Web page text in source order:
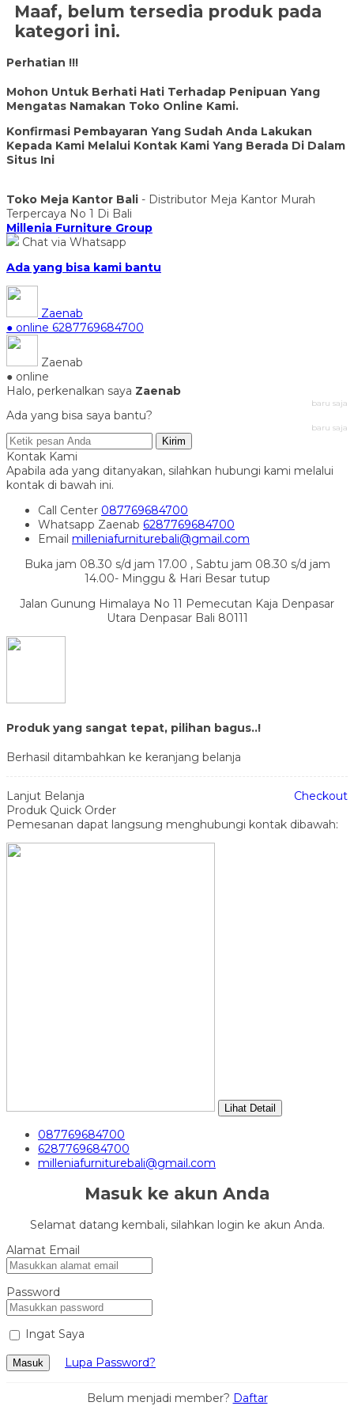
Maaf, belum tersedia produk pada
kategori ini.
Perhatian !!!
Mohon Untuk Berhati Hati Terhadap Penipuan Yang
Mengatas Namakan Toko Online Kami.
Konfirmasi Pembayaran Yang Sudah Anda Lakukan
Kepada Kami Melalui Kontak Kami Yang Berada Di Dalam
Situs Ini
Toko Meja Kantor Bali - Distributor Meja Kantor Murah
Terpercaya No 1 Di Bali
Millenia Furniture Group
Chat via Whatsapp
Ada yang bisa kami bantu
Zaenab
● online 6287769684700
Zaenab
● online
Halo, perkenalkan saya Zaenab
baru saja
Ada yang bisa saya bantu?
baru saja
Kirim
Kontak Kami
Apabila ada yang ditanyakan, silahkan hubungi kami melalui
kontak di bawah ini.
Call Center 087769684700
Whatsapp Zaenab 6287769684700
Email milleniafurniturebali@gmail.com
Buka jam 08.30 s/d jam 17.00 , Sabtu jam 08.30 s/d jam
14.00- Minggu & Hari Besar tutup
Jalan Gunung Himalaya No 11 Pemecutan Kaja Denpasar
Utara Denpasar Bali 80111
Produk yang sangat tepat, pilihan bagus..!
Berhasil ditambahkan ke keranjang belanja
Lanjut Belanja
Checkout
Produk Quick Order
Pemesanan dapat langsung menghubungi kontak dibawah:
Lihat Detail
087769684700
6287769684700
milleniafurniturebali@gmail.com
Masuk ke akun Anda
Selamat datang kembali, silahkan login ke akun Anda.
Alamat Email
Password
Ingat Saya
Masuk Lupa Password?
Belum menjadi member? Daftar